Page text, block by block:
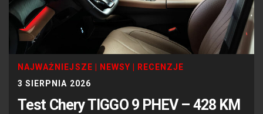
NAJWAŻNIEJSZE NEWSY
RECENZJE
3 SIERPNIA 2026
Test Chery TIGGO 9 PHEV – 428 KM